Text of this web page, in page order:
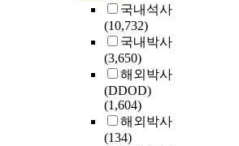
국내석사
(10,732)
국내박사
(3,650)
해외박사
(DDOD)
(1,604)
해외박사
(134)